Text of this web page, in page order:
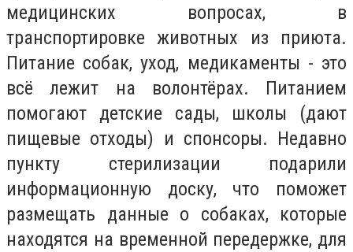
медицинских вопросах, в
транспортировке животных из приюта.
Питание собак, уход, медикаменты - это
всё лежит на волонтёрах. Питанием
помогают детские сады, школы (дают
пищевые отходы) и спонсоры. Недавно
пункту стерилизации подарили
информационную доску, что поможет
размещать данные о собаках, которые
находятся на временной передержке, для